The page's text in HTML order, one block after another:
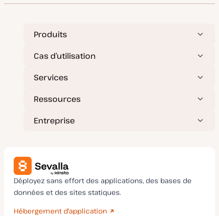
l
i
t
n
Produits
Cas d’utilisation
Services
Ressources
Entreprise
Déployez sans effort des applications, des bases de
données et des sites statiques.
Hébergement d'application